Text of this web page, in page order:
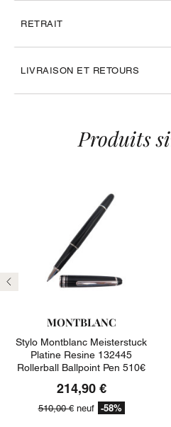
RETRAIT
LIVRAISON ET RETOURS
Précédent
Produits
MONTBLANC
Stylo Montblanc Meisterstuck
Platine Resine 132445
Rollerball Ballpoint Pen 510€
214,90 €
510,00 €neuf -58%